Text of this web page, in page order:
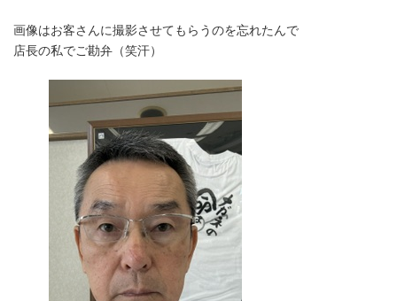
画像はお客さんに撮影させてもらうのを忘れたんで
店長の私でご勘弁（笑汗）